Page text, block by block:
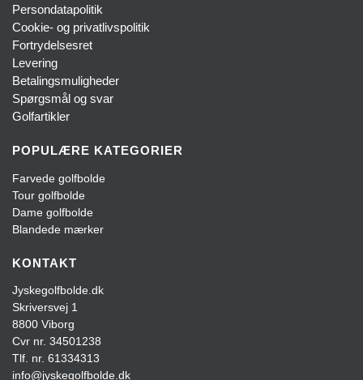
Persondatapolitik
Cookie- og privatlivspolitik
Fortrydelsesret
Levering
Betalingsmuligheder
Spørgsmål og svar
Golfartikler
POPULÆRE KATEGORIER
Farvede golfbolde
Tour golfbolde
Dame golfbolde
Blandede mærker
KONTAKT
Jyskegolfbolde.dk
Skriversvej 1
8800 Viborg
Cvr nr. 34501238
Tlf. nr. 61334313
info@jyskegolfbolde.dk